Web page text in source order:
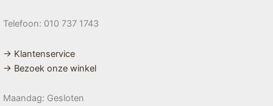
Telefoon: 010 737 1743
→ Klantenservice
→ Bezoek onze winkel
Maandag: Gesloten